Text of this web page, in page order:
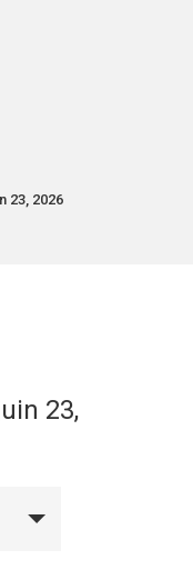
23, 2026
23,